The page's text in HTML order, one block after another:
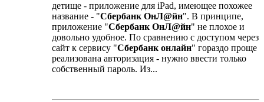
детище - приложение для iPad, имеющее похожее
название - "Сбербанк ОнЛ@йн". В принципе,
приложение "Сбербанк ОнЛ@йн" не плохое и
довольно удобное. По сравнению с доступом через
сайт к сервису "Сбербанк онлайн" гораздо проще
реализована авторизация - нужно ввести только
собственный пароль. Из...